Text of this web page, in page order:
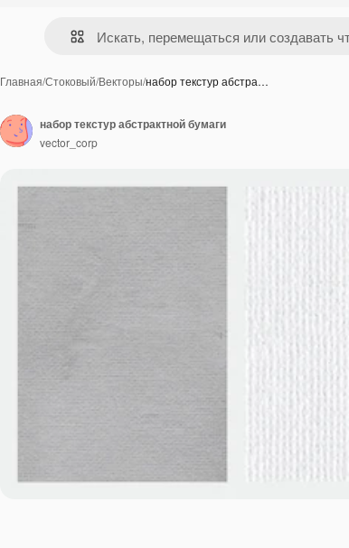
Главная/Стоковый/Векторы/набор текстур абстра…
набор текстур абстрактной бумаги
vector_corp